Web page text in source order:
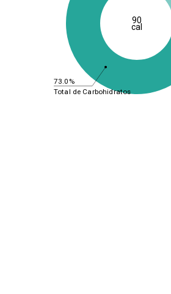
73.0%
Total de Carbohidratos
90
cal